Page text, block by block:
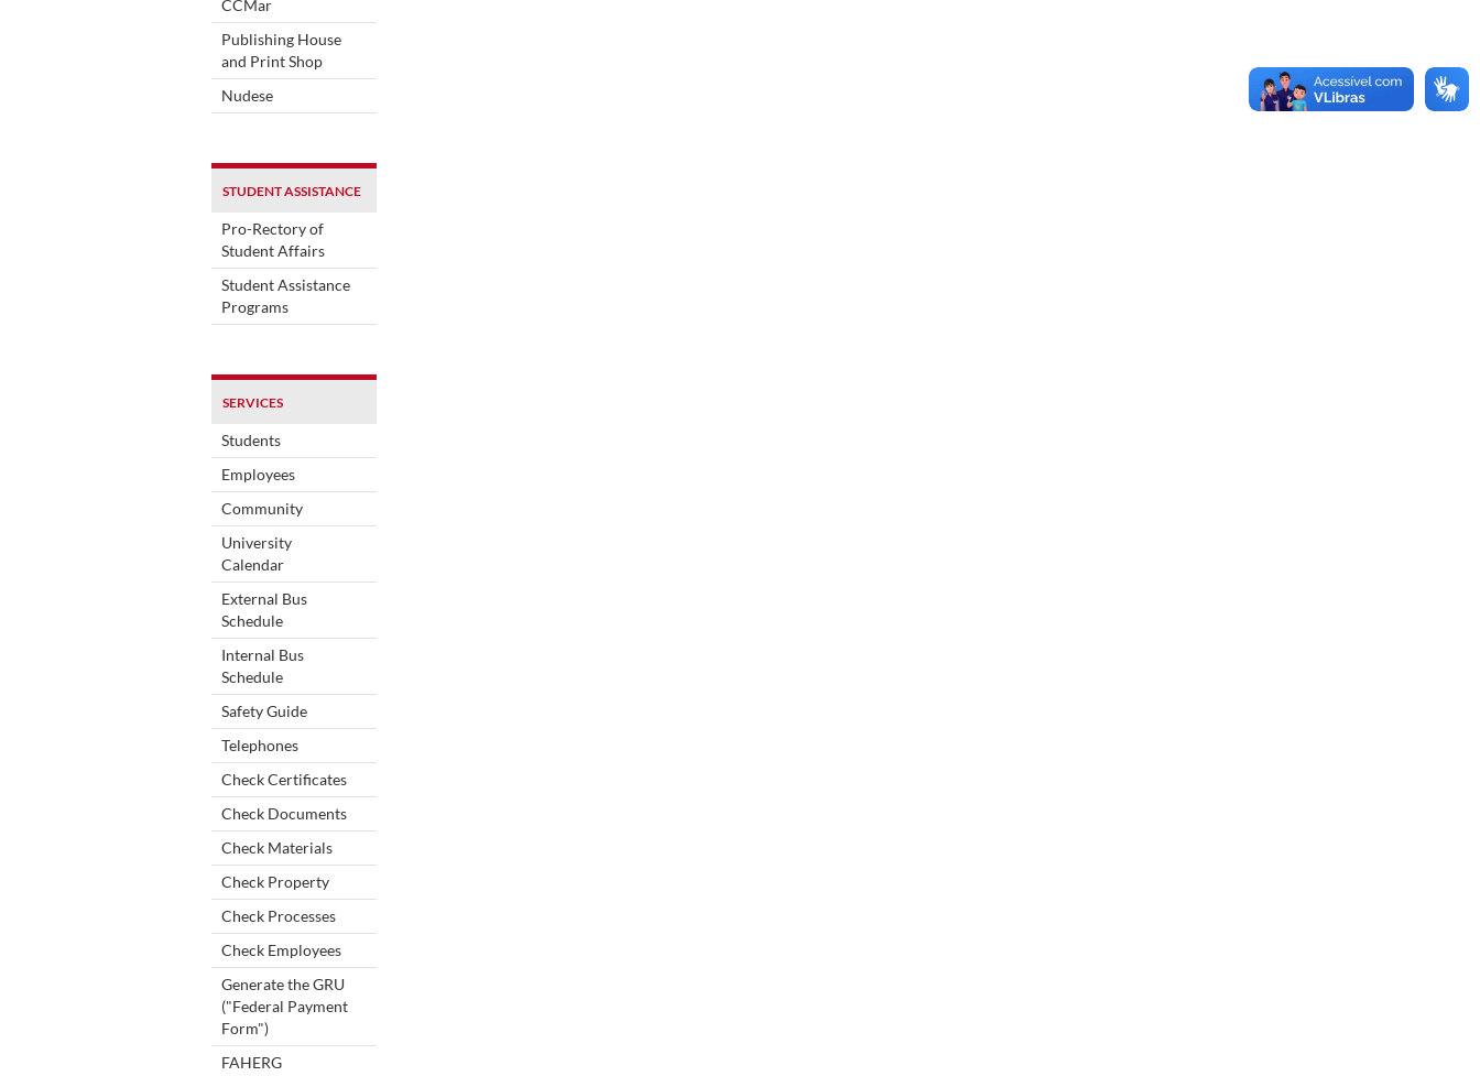
CCMar
Publishing House
and Print Shop
Nudese
STUDENT ASSISTANCE
Pro-Rectory of
Student Affairs
Student Assistance
Programs
SERVICES
Students
Employees
Community
University
Calendar
External Bus
Schedule
Internal Bus
Schedule
Safety Guide
Telephones
Check Certificates
Check Documents
Check Materials
Check Property
Check Processes
Check Employees
Generate the GRU
("Federal Payment
Form")
FAHERG